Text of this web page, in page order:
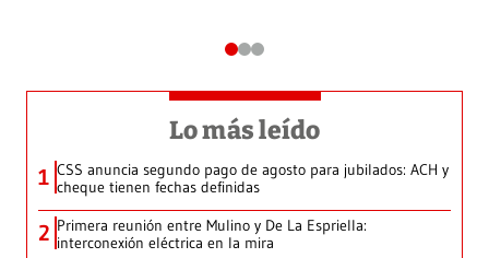
Lo más leído
1 CSS anuncia segundo pago de agosto para jubilados: ACH y
cheque tienen fechas definidas
2 Primera reunión entre Mulino y De La Espriella:
interconexión eléctrica en la mira